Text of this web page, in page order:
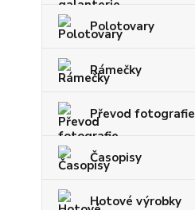
Polotovary
Rámečky
Převod fotografie
Časopisy
Hotové výrobky